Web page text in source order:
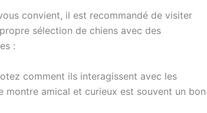
convient, il est recommandé de visiter
sélection de chiens avec des
:
comment ils interagissent avec les
montre amical et curieux est souvent un bon